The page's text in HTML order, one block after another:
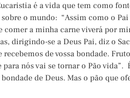
é a vida que tem como
o mundo: “Assim como o
comer a minha carne viverá por
dirigindo-se a Deus Pai, diz o
de vossa bondade.
para nós vai se tornar o Pão
de Deus. Mas o pão que